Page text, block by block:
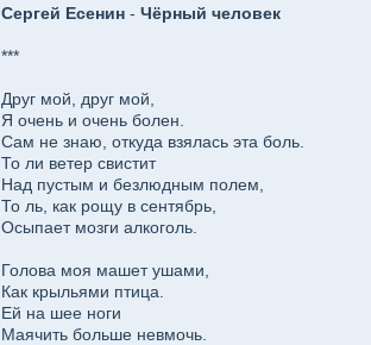
Сергей Есенин - Чёрный человек
***
Друг мой, друг мой,
Я очень и очень болен.
Сам не знаю, откуда взялась эта боль.
То ли ветер свистит
Над пустым и безлюдным полем,
То ль, как рощу в сентябрь,
Осыпает мозги алкоголь.
Голова моя машет ушами,
Как крыльями птица.
Ей на шее ноги
Маячить больше невмочь.